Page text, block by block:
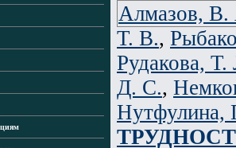
Алмазов,
Т. В.,
Рудакова, Т.
Д. С.,
Нутфулина,